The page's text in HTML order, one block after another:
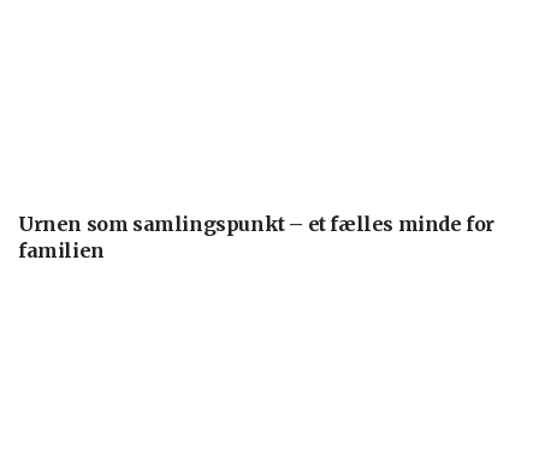
Urnen som samlingspunkt – et fælles minde for
familien